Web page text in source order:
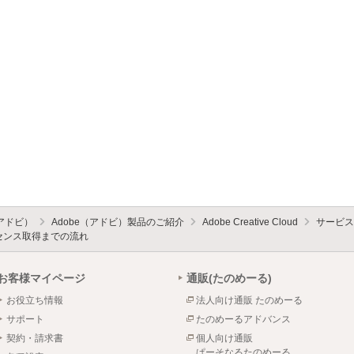
ビ） Adobe（アドビ）製品のご紹介 Adobe Creative Cloud
サービ
ス取得までの流れ
客様マイページ
お役立ち情報
サポート
契約・請求書
通販(たのめーる)
法人向け通販 たのめーる
たのめーるアドバンス
個人向け通販